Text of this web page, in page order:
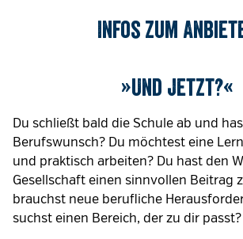
Infos zum
»Und jetzt?«
Du schließt bald die Schule ab und
Berufswunsch? Du möchtest eine
und praktisch arbeiten? Du hast den
Gesellschaft einen sinnvollen Beitrag
brauchst neue berufliche
suchst einen Bereich, der zu dir passt?